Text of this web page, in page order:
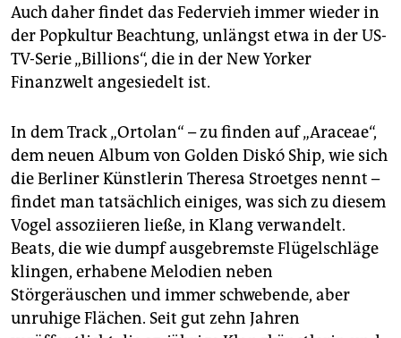
Auch daher findet das Federvieh immer wieder in
der Popkultur Beachtung, unlängst etwa in der US-
TV-Serie ­„Billions“, die in der New Yorker
Finanzwelt angesiedelt ist.
In dem Track „Ortolan“ – zu finden auf „Araceae“,
dem neuen Album von Golden Diskó Ship, wie sich
die Berliner Künstlerin Theresa Stroetges nennt –
findet man tatsächlich einiges, was sich zu diesem
Vogel assoziieren ließe, in Klang verwandelt.
Beats, die wie dumpf ausgebremste Flügelschläge
klingen, erhabene Melodien neben
Störgeräuschen und immer schwebende, aber
unruhige Flächen. Seit gut zehn Jahren